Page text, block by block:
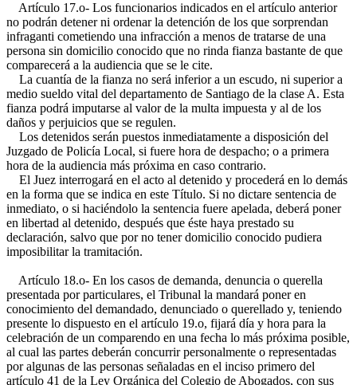
Artículo 17.o- Los funcionarios indicados en el artículo anterior
no podrán detener ni ordenar la detención de los que sorprendan
infraganti cometiendo una infracción a menos de tratarse de una
persona sin domicilio conocido que no rinda fianza bastante de que
comparecerá a la audiencia que se le cite.
La cuantía de la fianza no será inferior a un escudo, ni superior a
medio sueldo vital del departamento de Santiago de la clase A. Esta
fianza podrá imputarse al valor de la multa impuesta y al de los
daños y perjuicios que se regulen.
Los detenidos serán puestos inmediatamente a disposición del
Juzgado de Policía Local, si fuere hora de despacho; o a primera
hora de la audiencia más próxima en caso contrario.
El Juez interrogará en el acto al detenido y procederá en lo demás
en la forma que se indica en este Título. Si no dictare sentencia de
inmediato, o si haciéndolo la sentencia fuere apelada, deberá poner
en libertad al detenido, después que éste haya prestado su
declaración, salvo que por no tener domicilio conocido pudiera
imposibilitar la tramitación.
Artículo 18.o- En los casos de demanda, denuncia o querella
presentada por particulares, el Tribunal la mandará poner en
conocimiento del demandado, denunciado o querellado y, teniendo
presente lo dispuesto en el artículo 19.o, fijará día y hora para la
celebración de un comparendo en una fecha lo más próxima posible,
al cual las partes deberán concurrir personalmente o representadas
por algunas de las personas señaladas en el inciso primero del
artículo 41 de la Ley Orgánica del Colegio de Abogados, con sus